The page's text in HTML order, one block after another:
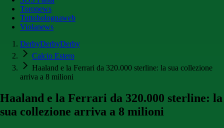
Toronews
Tuttobolognaweb
Violanews
DerbyDerbyDerby
Calcio Estero
Haaland e la Ferrari da 320.000 sterline: la sua collezione
arriva a 8 milioni
Haaland e la Ferrari da 320.000 sterline: la
sua collezione arriva a 8 milioni